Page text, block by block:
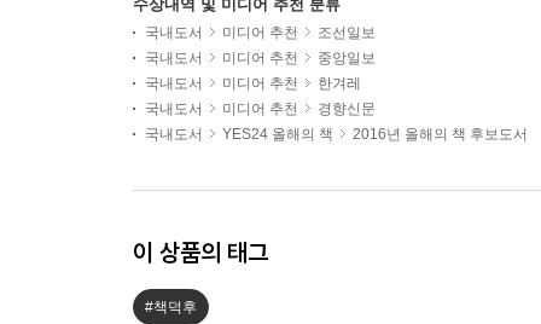
수상내역 및 미디어 추천 분류
국내도서 미디어 추천
조선일보
국내도서
미디어 추천
중앙일보
국내도서
미디어 추천
한겨레
국내도서
미디어 추천
경향신문
국내도서
YES24 올해의 책 2016년 올해의 책 후보도서
이 상품의 태그
#책덕후